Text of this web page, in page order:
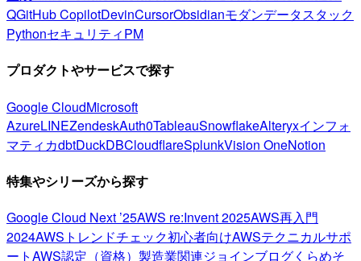
QGitHub CopilotDevinCursorObsidianモダンデータスタック
PythonセキュリティPM
プロダクトやサービスで探す
Google CloudMicrosoft
AzureLINEZendeskAuth0TableauSnowflakeAlteryxインフォ
マティカdbtDuckDBCloudflareSplunkVision OneNotion
特集やシリーズから探す
Google Cloud Next ’25AWS re:Invent 2025AWS再入門
2024AWSトレンドチェック初心者向けAWSテクニカルサポ
ートAWS認定（資格） 製造業関連ジョインブログくらめそ